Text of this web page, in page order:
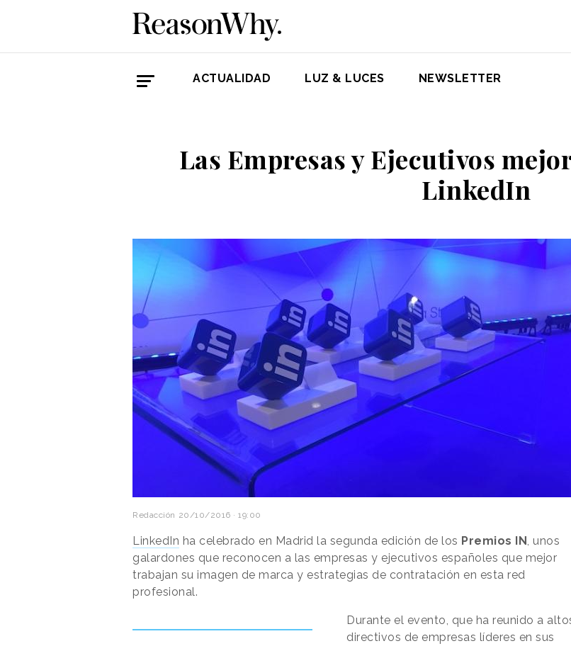
ACTUALIDAD LUZ & LUCES NEWSLETTER
Las Empresas y Ejecutivos
LinkedIn
Redacción 20/10/2016 · 19:00
LinkedIn ha celebrado en Madrid la segunda edición de los Premios IN , unos
galardones que reconocen a las empresas y ejecutivos españoles que mejor
trabajan su imagen de marca y estrategias de contratación en esta red
profesional.
Durante el evento, que ha reunido a
directivos de empresas líderes en sus